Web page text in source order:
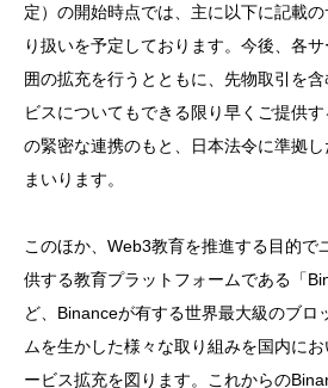
定）の開始時点では、主に以下に記載
り扱いを予定しております。今後、各
囲の拡充を行うとともに、先物取引を
ビスについてもできる限り早くご提供
の緊密な連携のもと、日本法令に準拠
まいります。
このほか、Web3教育を推進する目的で
供する教育プラットフォームである「
ど、Binanceが有する世界最大級のブロ
ムを生かした様々な取り組みを国内に
ービス拡充を図ります。これからの